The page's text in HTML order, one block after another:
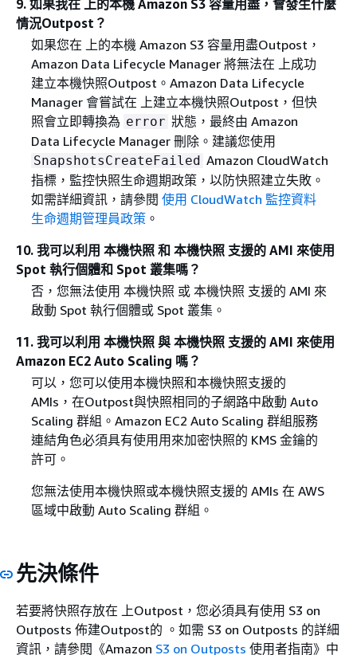
9. 如果我在 上的本機 Amazon S3 容量用盡，會發生什麼
情況Outpost？
如果您在 上的本機 Amazon S3 容量用盡Outpost，
Amazon Data Lifecycle Manager 將無法在 上成功
建立本機快照Outpost。Amazon Data Lifecycle
Manager 會嘗試在 上建立本機快照Outpost，但快
照會立即轉換為 error 狀態，最終由 Amazon
Data Lifecycle Manager 刪除。建議您使用
SnapshotsCreateFailed Amazon CloudWatch
指標，監控快照生命週期政策，以防快照建立失敗。
如需詳細資訊，請參閱 使用 CloudWatch 監控資料
生命週期管理員政策。
10. 我可以利用 本機快照 和 本機快照 支援的 AMI 來使用
Spot 執行個體和 Spot 叢集嗎？
否，您無法使用 本機快照 或 本機快照 支援的 AMI 來
啟動 Spot 執行個體或 Spot 叢集。
11. 我可以利用 本機快照 與 本機快照 支援的 AMI 來使用
Amazon EC2 Auto Scaling 嗎？
可以，您可以使用本機快照和本機快照支援的
AMIs，在Outpost與快照相同的子網路中啟動 Auto
Scaling 群組。Amazon EC2 Auto Scaling 群組服務
連結角色必須具有使用用來加密快照的 KMS 金鑰的
許可。
您無法使用本機快照或本機快照支援的 AMIs 在 AWS
區域中啟動 Auto Scaling 群組。
先決條件
若要將快照存放在 上Outpost，您必須具有使用 S3 on
Outposts 佈建Outpost的 。如需 S3 on Outposts 的詳細
資訊，請參閱《Amazon S3 on Outposts 使用者指南》中